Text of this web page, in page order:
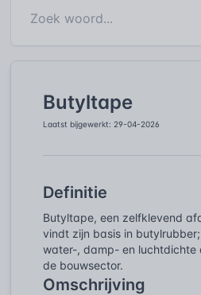
Butyltape
Laatst bijgewerkt: 29-04-2026
Definitie
Butyltape, een zelfklevend
vindt zijn basis in
water-, damp- en luchtdichte
de bouwsector.
Omschrijving